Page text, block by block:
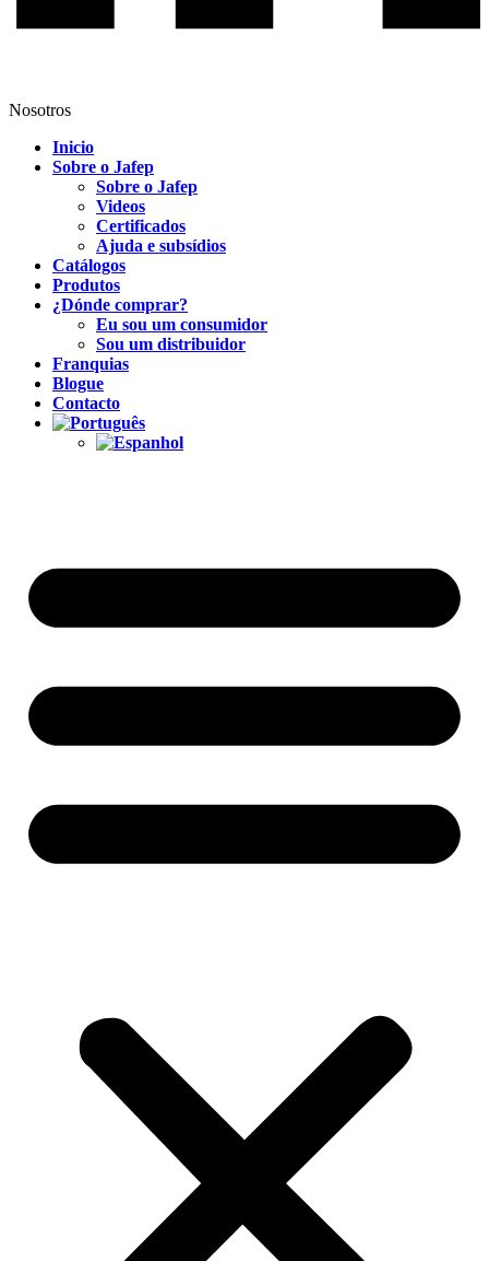
Nosotros
Inicio
Sobre o Jafep
Sobre o Jafep
Videos
Certificados
Ajuda e subsídios
Catálogos
Produtos
¿Dónde comprar?
Eu sou um consumidor
Sou um distribuidor
Franquias
Blogue
Contacto